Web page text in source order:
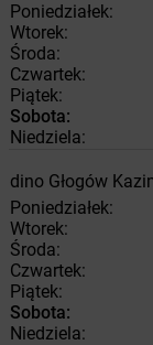
Poniedziałek:
Wtorek:
Środa:
Czwartek:
Piątek:
Sobota:
Niedziela:
dino Głogów
Poniedziałek:
Wtorek:
Środa:
Czwartek:
Piątek:
Sobota:
Niedziela: